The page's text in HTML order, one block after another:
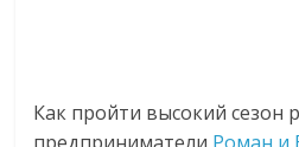
Как пройти высокий сезон